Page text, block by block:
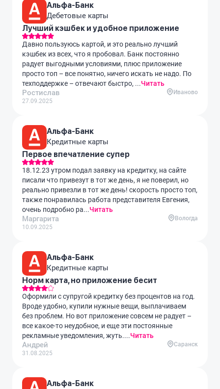
Альфа-Банк
Дебетовые карты
Лучший кэшбек и удобное приложение
Давно пользуюсь картой, и это реально лучший
кэшбек из всех, что я пробовал. Банк постоянно
радует выгодными условиями, плюс приложение
просто топ – все понятно, ничего искать не надо. По
техподдержке – отвечают быстро, ...Читать
Ростислав
27.09.2025
Иваново
Альфа-Банк
Кредитные карты
Первое впечатление супер
18.12.23 утром подал заявку на кредитку, на сайте
писали что привезут в тот же день, я не поверил, но
реально привезли в тот же день! скорость просто топ,
также понравилась работа представителя Евгения,
очень подробно ра...Читать
Маргарита
10.09.2025
Вологда
Альфа-Банк
Кредитные карты
Норм карта, но приложение бесит
Оформили с супругой кредитку без процентов на год.
Вроде удобно, купили нужные вещи, выплачиваем
без проблем. Но вот приложение совсем не радует –
все какое-то неудобное, и еще эти постоянные
рекламные уведомления, жуть....Читать
Андрей
31.08.2025
Саранск
Альфа-Банк